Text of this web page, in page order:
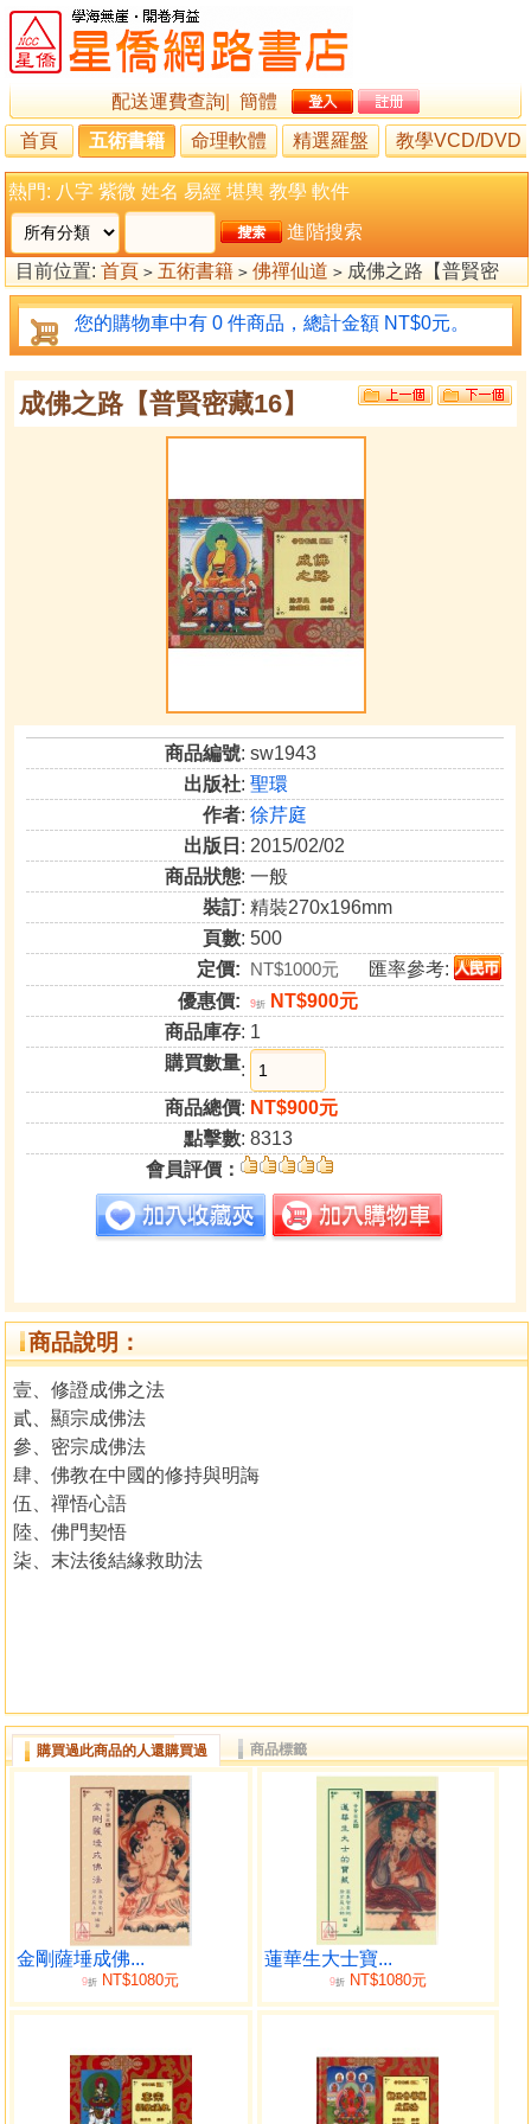
配送運費查詢
簡體
首頁
五術書籍 命理軟體 精選羅盤 教學VCD/DVD
熱門: 八字 紫微 姓名 易經 堪輿 教學 軟件
進階搜索
目前位置: 首頁 > 五術書籍 > 佛禪仙道 > 成佛之路【普賢密
藏16】
您的購物車中有 0 件商品，總計金額 NT$0元。
成佛之路【普賢密藏16】
商品編號: sw1943
出版社:聖環
作者:徐芹庭
出版日 : 2015/02/02
商品狀態: 一般
裝訂: 精裝270x196mm
頁數: 500
定價: NT$1000元
匯率參考:
優惠價:
9折
NT$900元
商品庫存: 1
購買數量:
商品總價: NT$900元
點擊數: 8313
會員評價：
商品說明：
壹、修證成佛之法
貳、顯宗成佛法
參、密宗成佛法
肆、佛教在中國的修持與明誨
伍、禪悟心語
陸、佛門契悟
柒、末法後結緣救助法
購買過此商品的人還購買過 商品標籤
金剛薩埵成佛...
9折 NT$1080元
蓮華生大士寶...
9折NT$1080元